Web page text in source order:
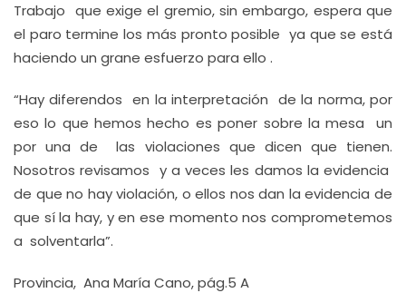
Trabajo que exige el gremio, sin embargo, espera que
el paro termine los más pronto posible ya que se está
haciendo un grane esfuerzo para ello .
“Hay diferendos en la interpretación de la norma, por
eso lo que hemos hecho es poner sobre la mesa un
por una de las violaciones que dicen que tienen.
Nosotros revisamos y a veces les damos la evidencia
de que no hay violación, o ellos nos dan la evidencia de
que sí la hay, y en ese momento nos comprometemos
a solventarla”.
Provincia, Ana María Cano, pág.5 A